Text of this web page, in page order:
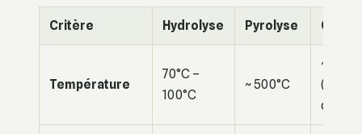
Critère Hydrolyse Pyrolyse
Température
70°C –
100°C
~ 500°C
~